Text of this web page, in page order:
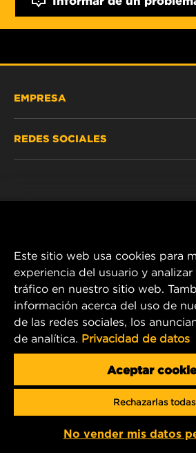
EMPRESA
REDES SOCIALES
1 Wix Way
P.O. Box 1967
Gastonia, NC 28054
Product & Customer Service Email:
info.mercosur@mann-
Copyright 2024 MANN+HUMMEL. All rights
Este sitio web usa cookies para
experiencia del usuario y
tráfico en nuestro sitio web.
información acerca del uso de
de las redes sociales, los
de analítica. Privacidad de datos
Aceptar
Rechazarlas todas
No vender mis datos